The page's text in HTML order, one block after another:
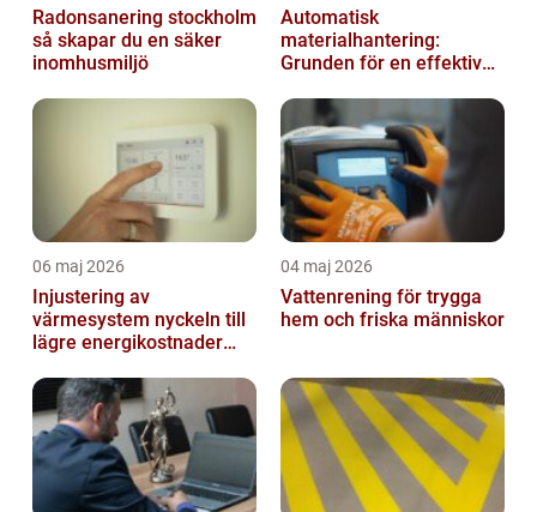
Radonsanering stockholm
så skapar du en säker
inomhusmiljö
Automatisk
materialhantering:
Grunden för en effektiv
06 maj 2026
Injustering av
värmesystem nyckeln till
lägre energikostnader
inomhusklimat
04 maj 2026
Vattenrening för trygga
hem och friska människor